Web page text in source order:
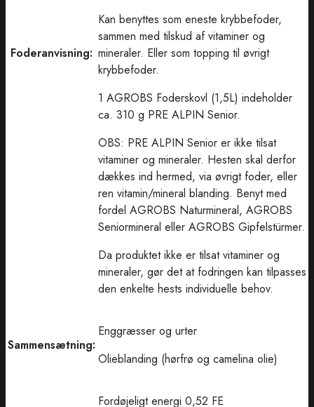
Foderanvisning:
Kan benyttes som eneste krybbefoder,
sammen med tilskud af vitaminer og
mineraler. Eller som topping til øvrigt
krybbefoder.
1 AGROBS Foderskovl (1,5L) indeholder
ca. 310 g PRE ALPIN Senior.
OBS: PRE ALPIN Senior er ikke tilsat
vitaminer og mineraler. Hesten skal derfor
dækkes ind hermed, via øvrigt foder, eller
ren vitamin/mineral blanding. Benyt med
fordel AGROBS Naturmineral, AGROBS
Seniormineral eller AGROBS Gipfelstürmer.
Da produktet ikke er tilsat vitaminer og
mineraler, gør det at fodringen kan tilpasses
den enkelte hests individuelle behov.
Sammensætning:
Enggræsser og urter
Olieblanding (hørfrø og camelina olie)
Fordøjeligt energi 0,52 FE